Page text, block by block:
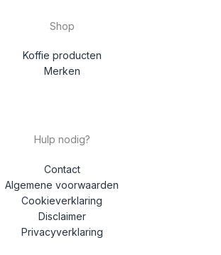
Shop
Koffie producten
Merken
Hulp nodig?
Contact
Algemene voorwaarden
Cookieverklaring
Disclaimer
Privacyverklaring